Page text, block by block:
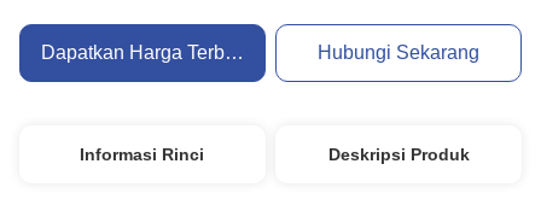
Dapatkan Harga Terbaik Hubungi Sekarang
Informasi Rinci Deskripsi Produk